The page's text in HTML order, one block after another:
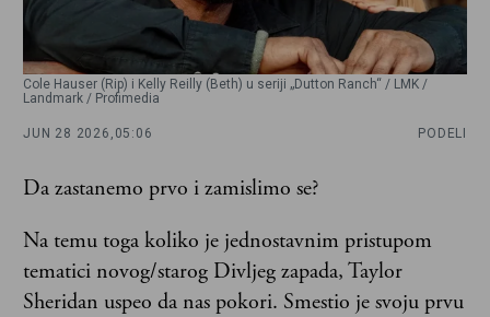
Cole Hauser (Rip) i Kelly Reilly (Beth) u seriji „Dutton Ranch“ / LMK /
Landmark / Profimedia
JUN 28 2026, 05:06 PODELI
Da zastanemo prvo i zamislimo se?
Na temu toga koliko je jednostavnim pristupom
tematici novog/starog Divljeg zapada, Taylor
Sheridan uspeo da nas pokori. Smestio je svoju prvu